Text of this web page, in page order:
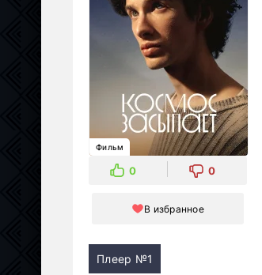
Фильм
0 0
В избранное
Плеер №1